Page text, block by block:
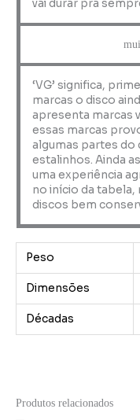
vai durar pra
‘VG’ significa,
marcas o disco
apresenta marcas
essas marcas
algumas partes do
estalinhos. Ainda
uma experiência
no início da
discos bem
Peso
Dimensões
Décadas
Produtos relacionados